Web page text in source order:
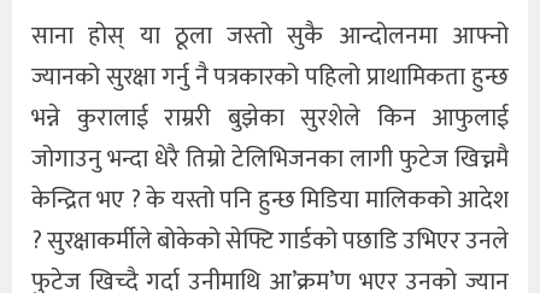
साना होस् या ठूला जस्तो सुकै आन्दोलनमा आफ्नो
ज्यानको सुरक्षा गर्नु नै पत्रकारको पहिलो प्राथामिकता हुन्छ
भन्ने कुरालाई राम्ररी बुझेका सुरशेले किन आफुलाई
जोगाउनु भन्दा धेरै तिम्रो टेलिभिजनका लागी फुटेज खिच्नमै
केन्द्रित भए ? के यस्तो पनि हुन्छ मिडिया मालिकको आदेश
? सुरक्षाकर्मीले बोकेको सेफ्टि गार्डको पछाडि उभिएर उनले
फुटेज खिच्दै गर्दा उनीमाथि आ’क्रम’ण भएर उनको ज्यान